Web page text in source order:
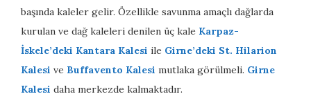
başında kaleler gelir. Özellikle savunma amaçlı dağlarda
kurulan ve dağ kaleleri denilen üç kale Karpaz-
İskele’deki Kantara Kalesi ile Girne’deki St. Hilarion
Kalesi ve Buffavento Kalesi mutlaka görülmeli. Girne
Kalesi daha merkezde kalmaktadır.